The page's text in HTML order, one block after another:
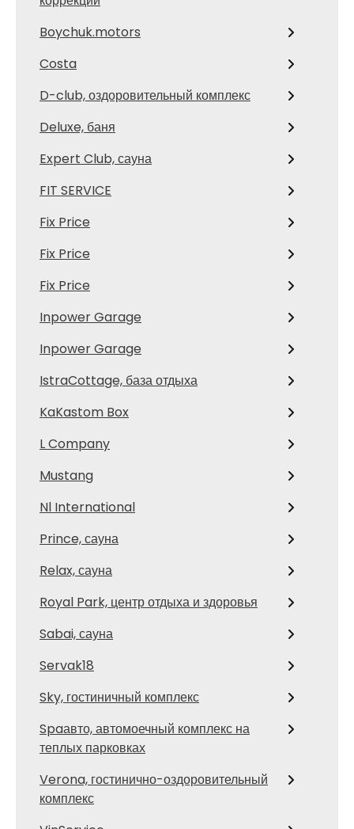
Boychuk.motors
Costa
D-club, оздоровительный комплекс
Deluxe, баня
Expert Club, сауна
FIT SERVICE
Fix Price
Fix Price
Fix Price
Inpower Garage
Inpower Garage
IstraCottage, база отдыха
KaKastom Box
L Company
Mustang
Nl International
Prince, сауна
Relax, сауна
Royal Park, центр отдыха и здоровья
Sabai, сауна
Servak18
Sky, гостиничный комплекс
Spaавто, автомоечный комплекс на
теплых парковках
Verona, гостинично-оздоровительный
комплекс